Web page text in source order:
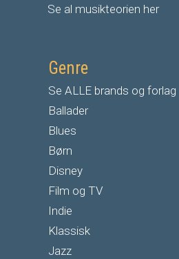
Se al musikteorien her
Genre
Se ALLE brands og forlag
Ballader
Blues
Børn
Disney
Film og TV
Indie
Klassisk
Jazz